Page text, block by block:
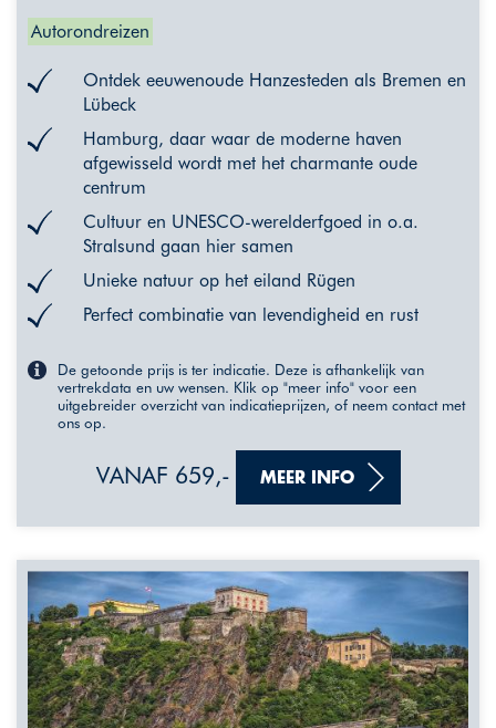
Autorondreizen
Ontdek eeuwenoude Hanzesteden als Bremen en
Lübeck
Hamburg, daar waar de moderne haven
afgewisseld wordt met het charmante oude
centrum
Cultuur en UNESCO-werelderfgoed in o.a.
Stralsund gaan hier samen
Unieke natuur op het eiland Rügen
Perfect combinatie van levendigheid en rust
De getoonde prijs is ter indicatie. Deze is afhankelijk van
vertrekdata en uw wensen. Klik op "meer info" voor een
uitgebreider overzicht van indicatieprijzen, of neem contact met
ons op.
VANAF 659,- MEER INFO